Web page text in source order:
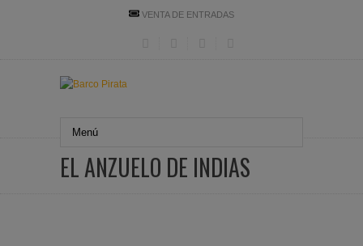
VENTA DE ENTRADAS
EL ANZUELO DE INDIAS